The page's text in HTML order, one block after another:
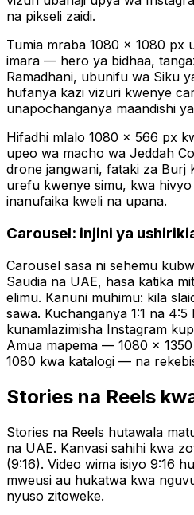
na pikseli zaidi.
Tumia mraba 1080 × 1080 px
imara — hero ya bidhaa,
Ramadhani, ubunifu wa Siku
hufanya kazi vizuri kwenye
unapochanganya maandishi
Hifadhi mlalo 1080 × 566 px
upeo wa macho wa Jeddah
drone jangwani, fataki za Burj
urefu kwenye simu, kwa
inanufaika kweli na upana.
Carousel: injini ya
Carousel sasa ni sehemu
Saudia na UAE, hasa katika
elimu. Kanuni muhimu: kila
sawa. Kuchanganya 1:1 na
kunamlazimisha Instagram
Amua mapema — 1080 ×
1080 kwa katalogi — na
Stories na Reels
Stories na Reels hutawala
na UAE. Kanvasi sahihi kwa
(9:16). Video wima isiyo 9:16
mweusi au hukatwa kwa
nyuso zitoweke.